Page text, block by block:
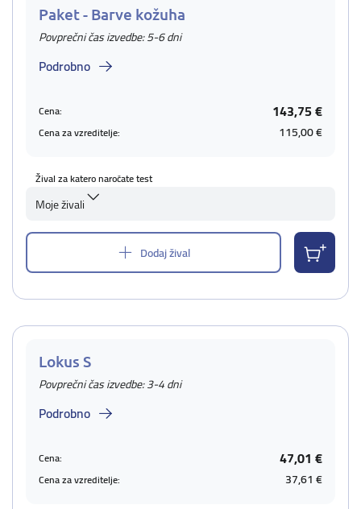
Paket - Barve kožuha
Povprečni čas izvedbe: 5-6 dni
Podrobno
Cena: 143,75 €
Cena za vzreditelje: 115,00 €
Žival za katero naročate test
Moje živali
Dodaj žival
Lokus S
Povprečni čas izvedbe: 3-4 dni
Podrobno
Cena: 47,01 €
Cena za vzreditelje: 37,61 €